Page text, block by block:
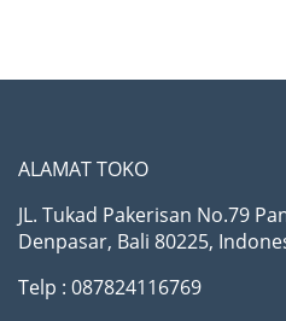
ALAMAT TOKO
JL. Tukad Pakerisan No.79
Denpasar, Bali 80225,
Telp : 087824116769